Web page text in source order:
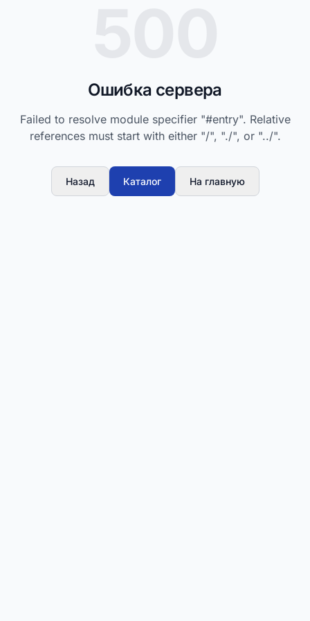
Ошибка сервера
Failed to resolve module specifier "#entry". Relative
references must start with either "/", "./", or "../".
Назад Каталог На главную